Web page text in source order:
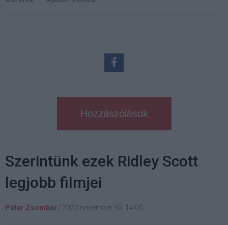
Hozzászólások
Szerintünk ezek Ridley Scott
legjobb filmjei
Péter Zsombor 2022 november 30. 14:00